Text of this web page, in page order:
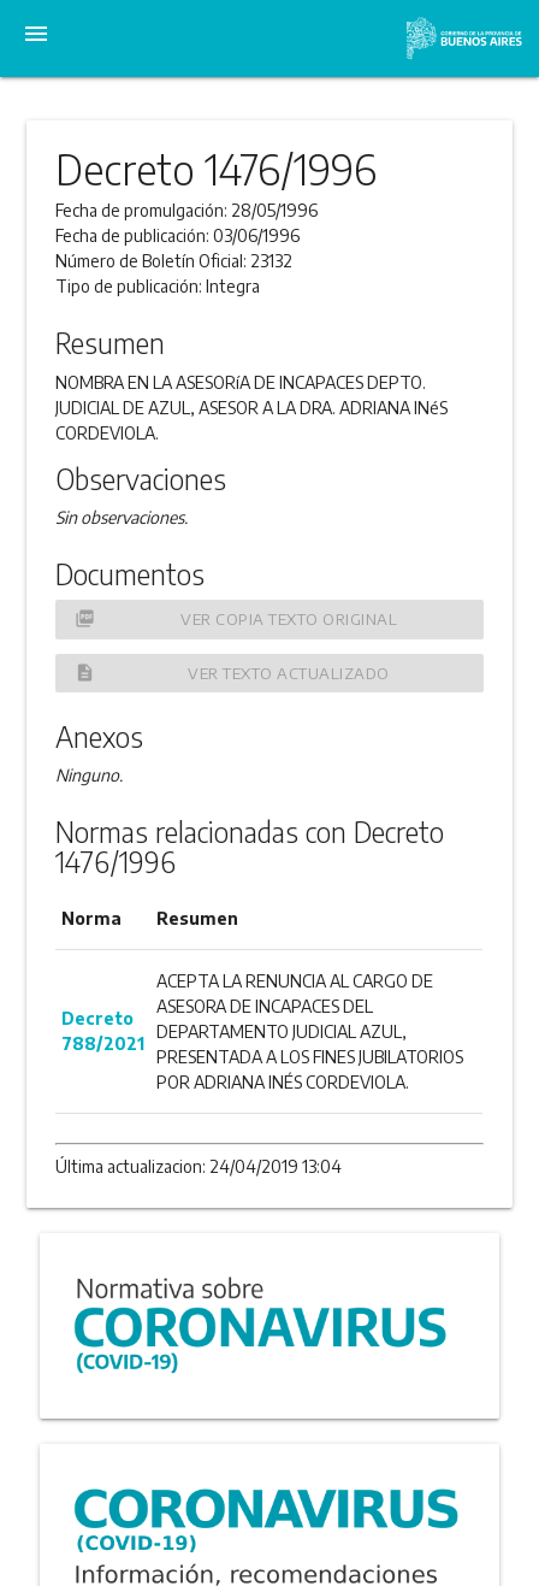
menu
Decreto 1476/1996
Fecha de promulgación: 28/05/1996
Fecha de publicación:03/06/1996
Número de Boletín Oficial: 23132
Tipo de publicación:Integra
Resumen
NOMBRA EN LA ASESORíA DE INCAPACES DEPTO.
JUDICIAL DE AZUL, ASESOR A LA DRA. ADRIANA INéS
CORDEVIOLA.
Observaciones
Sin observaciones.
Documentos
picture_as_pdf VER COPIA TEXTO ORIGINAL
description VER TEXTO ACTUALIZADO
Anexos
Ninguno.
Normas relacionadas con Decreto
1476/1996
Norma Resumen
Decreto
788/2021
ACEPTA LA RENUNCIA AL CARGO DE
ASESORA DE INCAPACES DEL
DEPARTAMENTO JUDICIAL AZUL,
PRESENTADA A LOS FINES JUBILATORIOS
POR ADRIANA INÉS CORDEVIOLA.
Última actualizacion: 24/04/2019 13:04